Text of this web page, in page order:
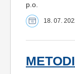
p.o.
18. 07.